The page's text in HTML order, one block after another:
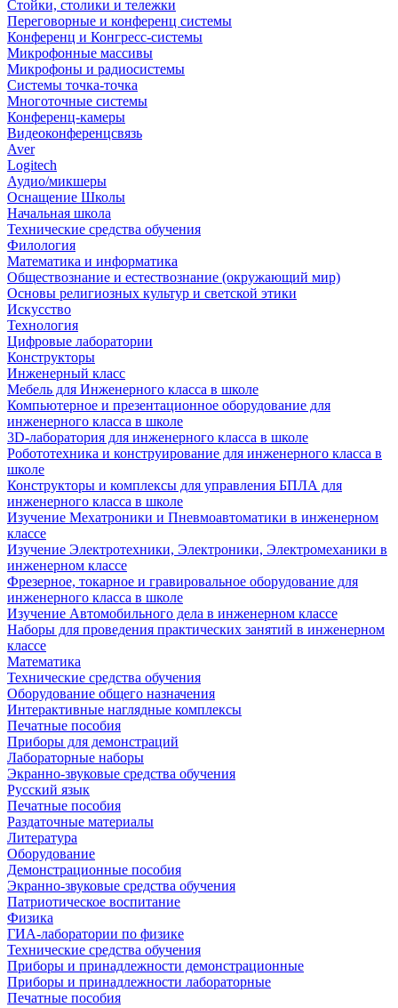
Стойки, столики и тележки
Переговорные и конференц системы
Конференц и Конгресс-системы
Микрофонные массивы
Микрофоны и радиосистемы
Системы точка-точка
Многоточные системы
Конференц-камеры
Видеоконференцсвязь
Aver
Logitech
Аудио/микшеры
Оснащение Школы
Начальная школа
Технические средства обучения
Филология
Математика и информатика
Обществознание и естествознание (окружающий мир)
Основы религиозных культур и светской этики
Искусство
Технология
Цифровые лаборатории
Конструкторы
Инженерный класс
Мебель для Инженерного класса в школе
Компьютерное и презентационное оборудование для
инженерного класса в школе
3D-лаборатория для инженерного класса в школе
Робототехника и конструирование для инженерного класса в
школе
Конструкторы и комплексы для управления БПЛА для
инженерного класса в школе
Изучение Мехатроники и Пневмоавтоматики в инженерном
классе
Изучение Электротехники, Электроники, Электромеханики в
инженерном классе
Фрезерное, токарное и гравировальное оборудование для
инженерного класса в школе
Изучение Автомобильного дела в инженерном классе
Наборы для проведения практических занятий в инженерном
классе
Математика
Технические средства обучения
Оборудование общего назначения
Интерактивные наглядные комплексы
Печатные пособия
Приборы для демонстраций
Лабораторные наборы
Экранно-звуковые средства обучения
Русский язык
Печатные пособия
Раздаточные материалы
Литература
Оборудование
Демонстрационные пособия
Экранно-звуковые средства обучения
Патриотическое воспитание
Физика
ГИА-лаборатории по физике
Технические средства обучения
Приборы и принадлежности демонстрационные
Приборы и принадлежности лабораторные
Печатные пособия